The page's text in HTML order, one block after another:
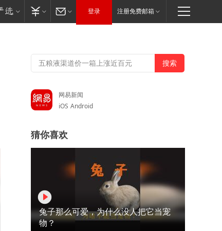
登录 注册免费邮箱
网易新闻
iOS Android
猜你喜欢
兔子那么可爱，为什么没人把它当宠
物？